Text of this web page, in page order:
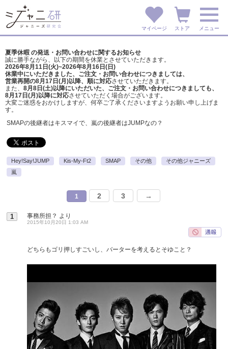
マイページ ストア メニュー
夏季休暇 の発送・お問い合わせに関するお知らせ
誠に勝手ながら、以下の期間を休業とさせていただきます。
2026年8月11日(火)~2026年8月16日(日)
休業中にいただきました、ご注文・お問い合わせにつきましては、
営業再開の8月17日(月)以降、順に対応させていただきます。
また、 8月8日(土)以降にいただいた、ご注文・ お問い合わせにつきましても、
8月17日(月)以降に対応させていただく場合がございます。
大変ご迷惑をおかけしますが、 何卒ご了承くださいますようお願い申し上げま
す。
SMAPの後継者はキスマイで、嵐の後継者はJUMPなの？
Hey!Say!JUMP Kis-My-Ft2 SMAP その他
その他ジャニーズ
嵐
1 2 3 →
1 事務所担？ より
2015年10月20日 1:03 AM
どちらもゴリ押しすごいし、バーターを考えるとそゆこと？